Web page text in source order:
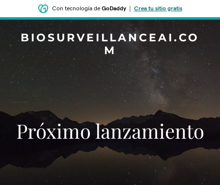
Con tecnología de GoDaddy| Crea tu sitio gratis
BIOSURVEILLANCEAI.CO
M
‌‌Próximo lanzamiento